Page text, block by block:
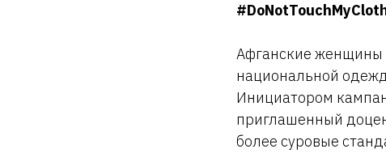
Афганские женщины
национальной
Инициатором
приглашенный
более суровые